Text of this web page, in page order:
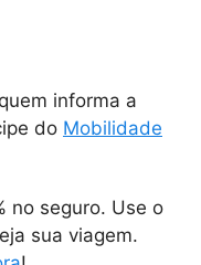
informa a
do Mobilidade
no seguro. Use o
sua viagem.